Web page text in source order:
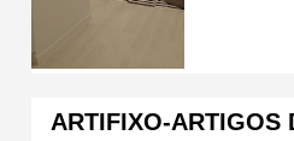
ARTIFIXO-ARTIGOS